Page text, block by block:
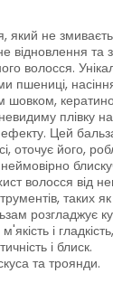
який не
відновлення та
волосся.
пшениці,
шовком,
плівку
Цей
оточує його,
волосся від
таких
розгладжує
і гладкість,
і блиск.
та троянди.